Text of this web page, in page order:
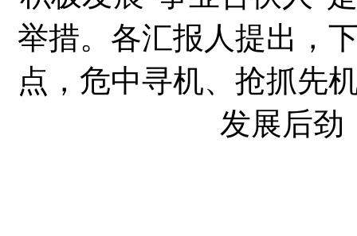
举措。各汇报人提出，
点，危中寻机、抢抓先
发展后劲